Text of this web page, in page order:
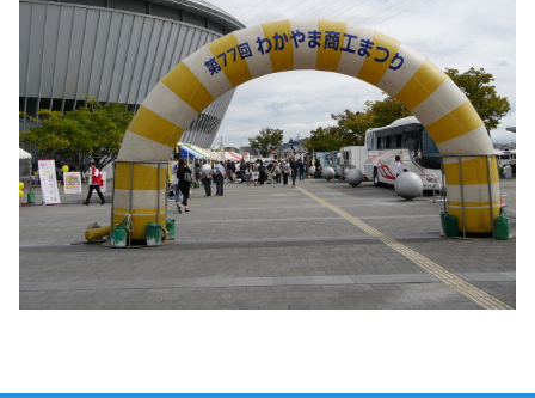
（受付時間：平日9:00～17:30）
お問い合わせ